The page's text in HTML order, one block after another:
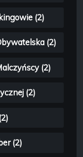
(2)
(2)
(2)
(2)
(2)